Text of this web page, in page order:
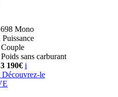
Mono
Puissance
Couple
Poids sans carburant
190€ i
Découvrez-le